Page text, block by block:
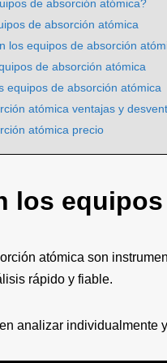
de absorción atómica?
de absorción atómica
los equipos de absorción
de absorción atómica
equipos de absorción atómica
atómica ventajas y
atómica precio
los
atómica son
rápido y fiable.
analizar individualmente